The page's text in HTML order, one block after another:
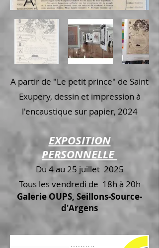
A partir de "Le petit prince" de Saint
Exupery, dessin et impression à
l'encaustique sur papier, 2024
EXPOSITION
PERSONNELLE
Du 4 au 25 juillet 2025
Tous les vendredi de 18h à 20h
Galerie OUPS, Seillons-Source-
d'Argens